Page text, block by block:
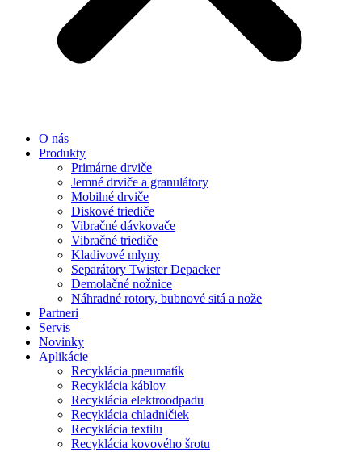
O nás
Produkty
Primárne drviče
Jemné drviče a granulátory
Mobilné drviče
Diskové triediče
Vibračné dávkovače
Vibračné triediče
Kladivové mlyny
Separátory Twister Depacker
Demolačné nožnice
Náhradné rotory, bubnové sitá a nože
Partneri
Servis
Novinky
Aplikácie
Recyklácia pneumatík
Recyklácia káblov
Recyklácia elektroodpadu
Recyklácia chladničiek
Recyklácia textilu
Recyklácia kovového šrotu